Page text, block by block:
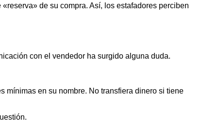
de su compra. Así, los estafadores perciben
con el vendedor ha surgido alguna duda.
mínimas en su nombre. No transfiera dinero si tiene